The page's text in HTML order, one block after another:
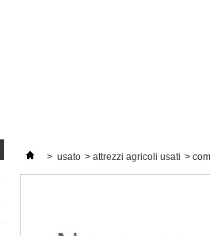
> usato > attrezzi agricoli usati >